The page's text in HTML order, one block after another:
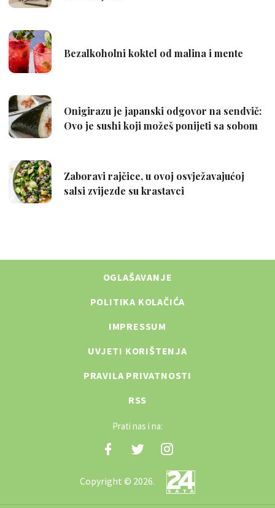
OGLAŠAVANJE
POLITIKA KOLAČIĆA
IMPRESSUM
UVJETI KORIŠTENJA
PRAVILA PRIVATNOSTI
RSS
Prati nas i na:
Copyright © 2026.